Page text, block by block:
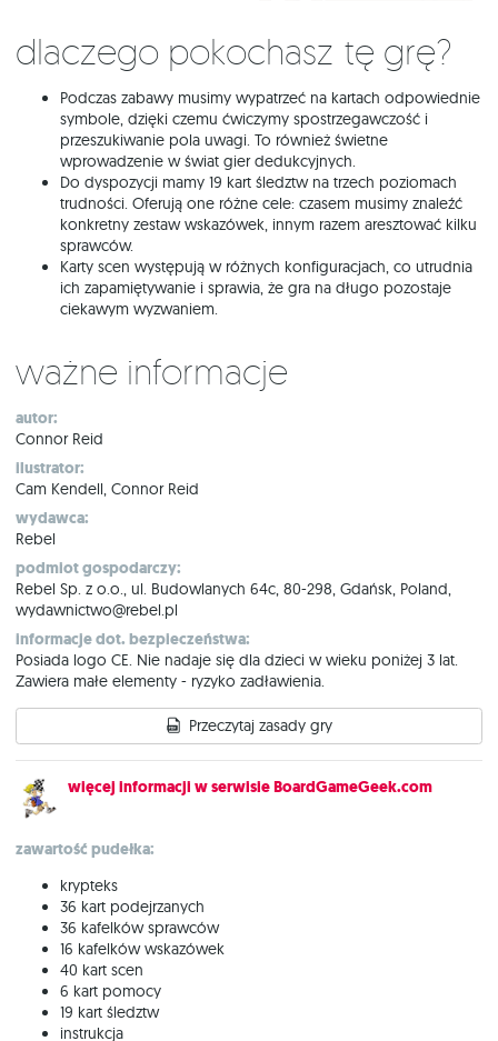
Dlaczego pokochasz tę grę?
Podczas zabawy musimy wypatrzeć na kartach odpowiednie
symbole, dzięki czemu ćwiczymy spostrzegawczość i
przeszukiwanie pola uwagi. To również świetne
wprowadzenie w świat gier dedukcyjnych.
Do dyspozycji mamy 19 kart śledztw na trzech poziomach
trudności. Oferują one różne cele: czasem musimy znaleźć
konkretny zestaw wskazówek, innym razem aresztować kilku
sprawców.
Karty scen występują w różnych konfiguracjach, co utrudnia
ich zapamiętywanie i sprawia, że gra na długo pozostaje
ciekawym wyzwaniem.
Ważne informacje
autor:
Connor Reid
ilustrator:
Cam Kendell, Connor Reid
wydawca:
Rebel
podmiot gospodarczy:
Rebel Sp. z o.o., ul. Budowlanych 64c, 80-298, Gdańsk, Poland,
wydawnictwo@rebel.pl
informacje dot. bezpieczeństwa:
Posiada logo CE. Nie nadaje się dla dzieci w wieku poniżej 3 lat.
Zawiera małe elementy - ryzyko zadławienia.
Przeczytaj zasady gry
więcej informacji w serwisie BoardGameGeek.com
zawartość pudełka:
krypteks
36 kart podejrzanych
36 kafelków sprawców
16 kafelków wskazówek
40 kart scen
6 kart pomocy
19 kart śledztw
instrukcja